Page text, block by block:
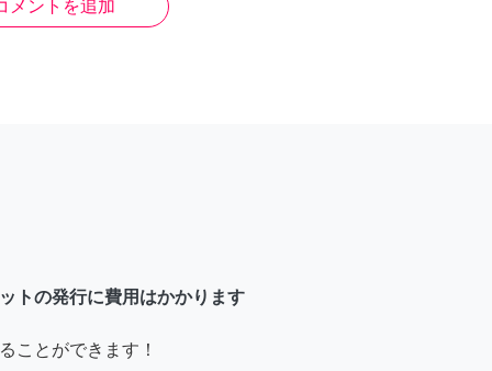
メントを追加
トの発行に費用はかかります
ことができます！